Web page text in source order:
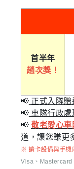
首半年
趟次獎！
📢 正式入隊贈
📢 車隊行政處
📢 敬老愛心車
道，讓您賺更
※ 讀卡設備與手機
Visa、Mastercard